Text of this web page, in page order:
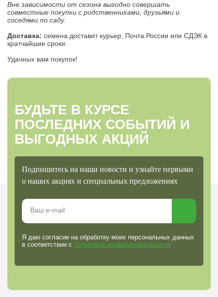
Вне зависимости от сезона выгодно совершать
совместные покупки с родственниками, друзьями и
соседями по саду.
Доставка: семена доставит курьер, Почта России или СДЭК в
кратчайшие сроки.
Удачных вам покупок!
БУДЬТЕ В КУРСЕ
ПОСЛЕДНИХ СОБЫТИЙ И
ВЫГОДНЫХ АКЦИЙ
Подпишитесь на наши новости и узнайте первыми
о наших акциях и специальных предложениях
Я даю согласие на обработку моих персональных данных
в соответствии с Политикой конфиденциальности